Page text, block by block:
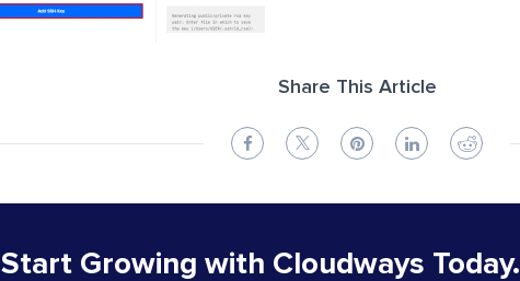
Share This Article
Start Growing with Cloudways Today.